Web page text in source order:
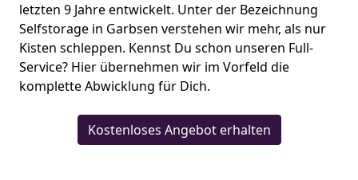
letzten 9 Jahre entwickelt. Unter der Bezeichnung
Selfstorage in Garbsen verstehen wir mehr, als nur
Kisten schleppen. Kennst Du schon unseren Full-
Service? Hier übernehmen wir im Vorfeld die
komplette Abwicklung für Dich.
Kostenloses Angebot erhalten